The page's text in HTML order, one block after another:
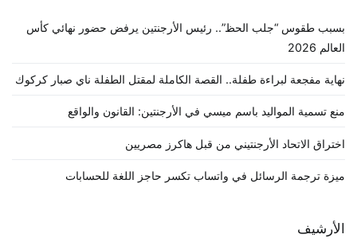
بسبب طقوس “جلب الحظ”.. رئيس الأرجنتين يرفض حضور نهائي كأس
العالم 2026
نهاية مفجعة لبراءة طفلة.. القصة الكاملة لمقتل الطفلة ناي صبار كركوك
منع تسمية المواليد باسم ميسي في الأرجنتين: القانون والواقع
اختراق الاتحاد الأرجنتيني من قبل هاكرز مصريين
ميزة ترجمة الرسائل في واتساب تكسر حاجز اللغة للحسابات
الأرشيف